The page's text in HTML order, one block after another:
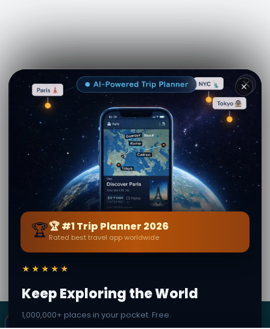
See more onViator.com
AutorSyd Blues· iz Nižnij Novgorod
Uređeni sadržaj potvrđen · Secret World zajednica —
1M+ mjesta na 62 jezika
✕
🏆🏆 #1 Trip Planner 2026
Rated best travel app worldwide
★★★★★
Keep Exploring the World
1,000,000+ places in your pocket. Free.